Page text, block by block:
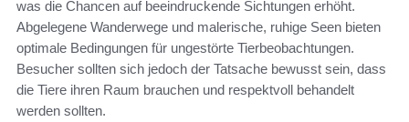
was die Chancen auf beeindruckende Sichtungen erhöht.
Abgelegene Wanderwege und malerische, ruhige Seen bieten
optimale Bedingungen für ungestörte Tierbeobachtungen.
Besucher sollten sich jedoch der Tatsache bewusst sein, dass
die Tiere ihren Raum brauchen und respektvoll behandelt
werden sollten.